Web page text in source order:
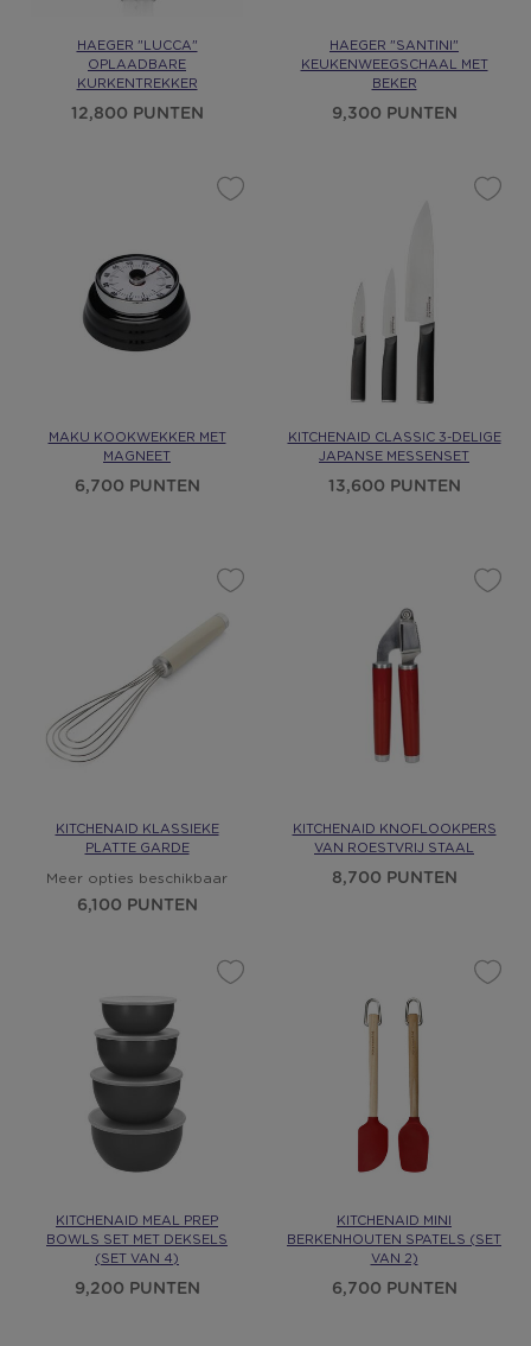
HAEGER "LUCCA"
OPLAADBARE
KURKENTREKKER
12,800 PUNTEN
HAEGER "SANTINI"
KEUKENWEEGSCHAAL MET
BEKER
9,300 PUNTEN
MAKU KOOKWEKKER MET
MAGNEET
6,700 PUNTEN
KITCHENAID CLASSIC 3-DELIGE
JAPANSE MESSENSET
13,600 PUNTEN
KITCHENAID KLASSIEKE
PLATTE GARDE
Meer opties beschikbaar
6,100 PUNTEN
KITCHENAID KNOFLOOKPERS
VAN ROESTVRIJ STAAL
8,700 PUNTEN
KITCHENAID MEAL PREP
BOWLS SET MET DEKSELS
(SET VAN 4)
9,200 PUNTEN
KITCHENAID MINI
BERKENHOUTEN SPATELS (SET
VAN 2)
6,700 PUNTEN